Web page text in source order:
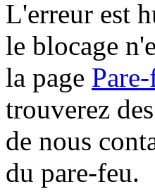
L'erreur est
le blocage
la page
trouverez
de nous
du pare-feu.